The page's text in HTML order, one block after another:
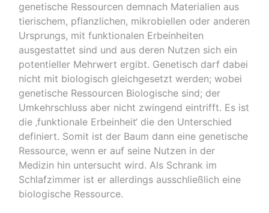
genetische Ressourcen demnach Materialien aus
tierischem, pflanzlichen, mikrobiellen oder anderen
Ursprungs, mit funktionalen Erbeinheiten
ausgestattet sind und aus deren Nutzen sich ein
potentieller Mehrwert ergibt. Genetisch darf dabei
nicht mit biologisch gleichgesetzt werden; wobei
genetische Ressourcen Biologische sind; der
Umkehrschluss aber nicht zwingend eintrifft. Es ist
die ‚funktionale Erbeinheit‘ die den Unterschied
definiert. Somit ist der Baum dann eine genetische
Ressource, wenn er auf seine Nutzen in der
Medizin hin untersucht wird. Als Schrank im
Schlafzimmer ist er allerdings ausschließlich eine
biologische Ressource.